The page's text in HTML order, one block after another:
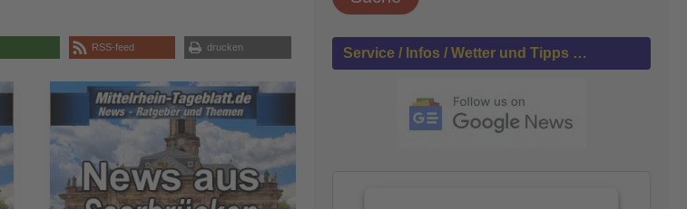
RSS-feed drucken
h
n
Service / Infos / Wetter und Tipps …